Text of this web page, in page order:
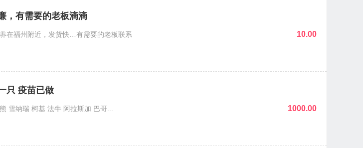
，有需要的老板滴滴
在福州附近，发货快…有需要的老板联系 10.00
只 疫苗已做
雪纳瑞 柯基 法牛 阿拉斯加 巴哥... 1000.00